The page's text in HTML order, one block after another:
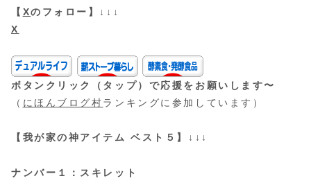
【 Xのフォロー】↓↓↓
X
ボタンクリック（タップ）で応援をお願いします〜
（ にほんブログ村ランキングに参加しています）
【我が家の神アイテム ベスト５】↓↓↓
ナンバー１：スキレット